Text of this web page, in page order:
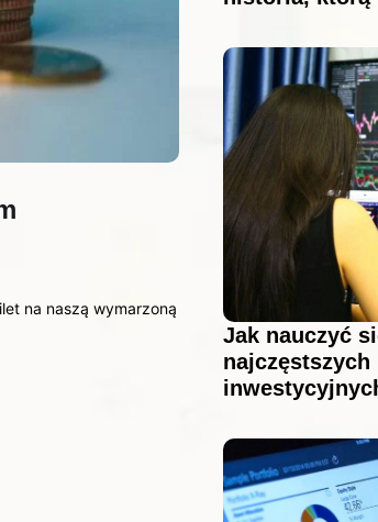
na naszą wymarzoną
Jak nauczyć
najczęstszych